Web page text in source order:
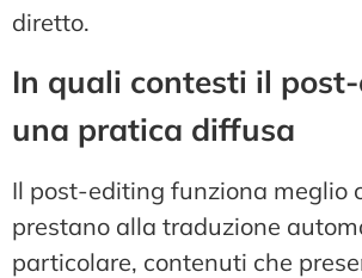
diretto.
In quali contesti il
una pratica diffusa
Il post-editing funziona meglio
prestano alla traduzione
particolare, contenuti che